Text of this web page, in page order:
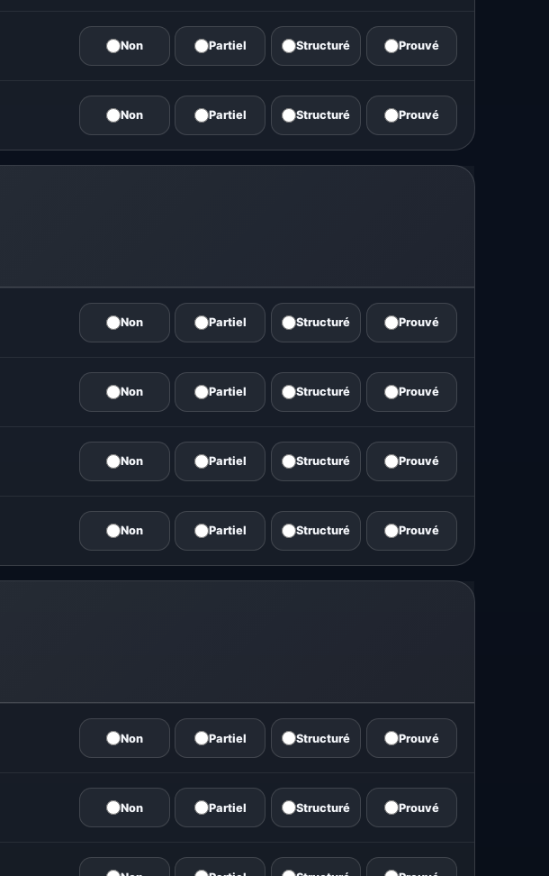
Non Partiel Structuré Prouvé
Non Partiel Structuré Prouvé
Non Partiel Structuré Prouvé
Non Partiel Structuré Prouvé
Non Partiel Structuré Prouvé
Non Partiel Structuré Prouvé
Non Partiel Structuré Prouvé
Non Partiel Structuré Prouvé